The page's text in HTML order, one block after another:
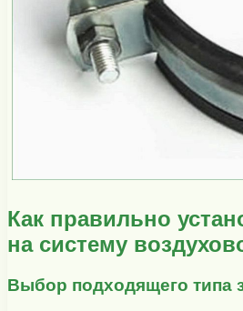
Как правильно
на систему
Выбор подходящего типа